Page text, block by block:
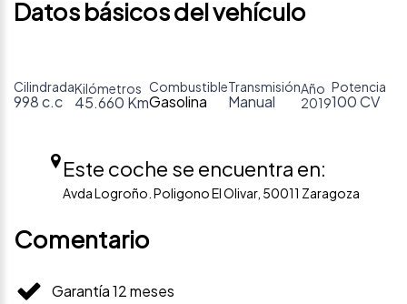
Datos básicos del vehículo
Cilindrada
998 c.c
Kilómetros
45.660 Km
Combustible
Gasolina
Transmisión
Manual
Año
2019
Potencia
100 CV
Este coche se encuentra en:
Avda Logroño. Poligono El Olivar, 50011 Zaragoza
Comentario
Garantía 12 meses